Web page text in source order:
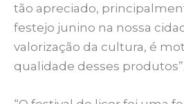
tão apreciado,
festejo junino na nossa
valorização da cultura, é
qualidade desses